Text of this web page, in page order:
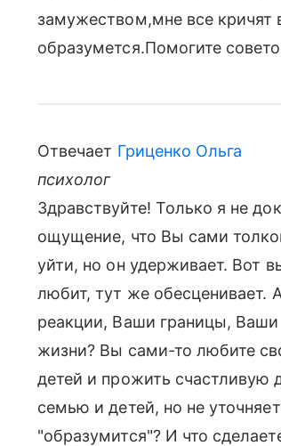
замужеством,мне все кричят
образумется.Помогите
Отвечает Гриценко Ольга
психолог
Здравствуйте! Только я не
ощущение, что Вы сами
уйти, но он удерживает. Вот
любит, тут же обесценивает.
реакции, Ваши границы,
жизни? Вы сами-то любите
детей и прожить счастливую
семью и детей, но не
"образумится"? И что